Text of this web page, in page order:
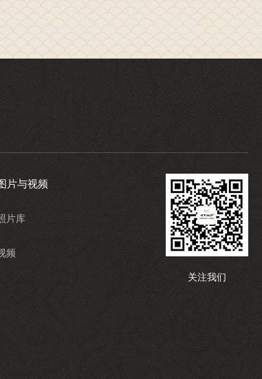
片与视频
片库
频
关注我们